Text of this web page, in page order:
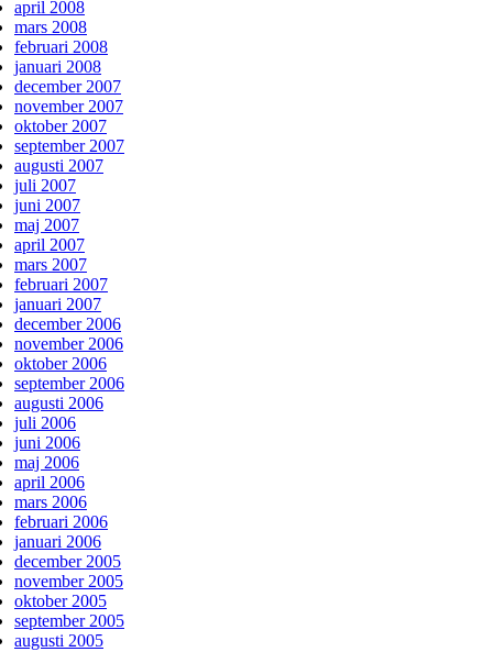
april 2008
mars 2008
februari 2008
januari 2008
december 2007
november 2007
oktober 2007
september 2007
augusti 2007
juli 2007
juni 2007
maj 2007
april 2007
mars 2007
februari 2007
januari 2007
december 2006
november 2006
oktober 2006
september 2006
augusti 2006
juli 2006
juni 2006
maj 2006
april 2006
mars 2006
februari 2006
januari 2006
december 2005
november 2005
oktober 2005
september 2005
augusti 2005